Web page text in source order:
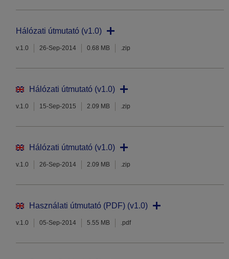
Hálózati útmutató (v1.0)
v.1.0 26-Sep-2014 0.68 MB .zip
Hálózati útmutató (v1.0)
v.1.0 15-Sep-2015 2.09 MB .zip
Hálózati útmutató (v1.0)
v.1.0 26-Sep-2014 2.09 MB .zip
Használati útmutató (PDF) (v1.0)
v.1.0 05-Sep-2014 5.55 MB .pdf